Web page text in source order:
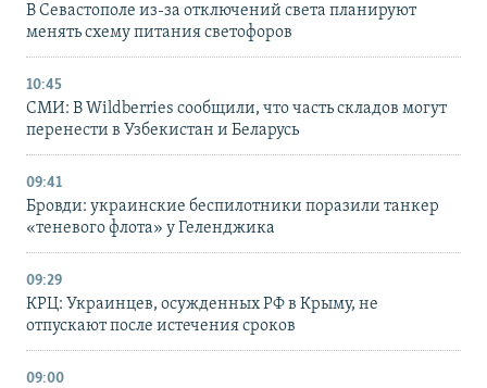
В Севастополе из-за отключений света планируют
менять схему питания светофоров
10:45
СМИ: В Wildberries сообщили, что часть складов могут
перенести в Узбекистан и Беларусь
09:41
Бровди: украинские беспилотники поразили танкер
«теневого флота» у Геленджика
09:29
КРЦ: Украинцев, осужденных РФ в Крыму, не
отпускают после истечения сроков
09:00